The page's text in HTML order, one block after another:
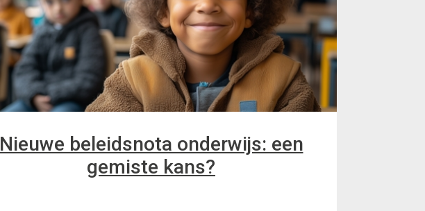
Nieuwe beleidsnota onderwijs: een
gemiste kans?